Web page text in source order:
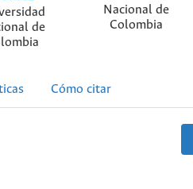
de
Nacional de
Colombia
Cómo citar